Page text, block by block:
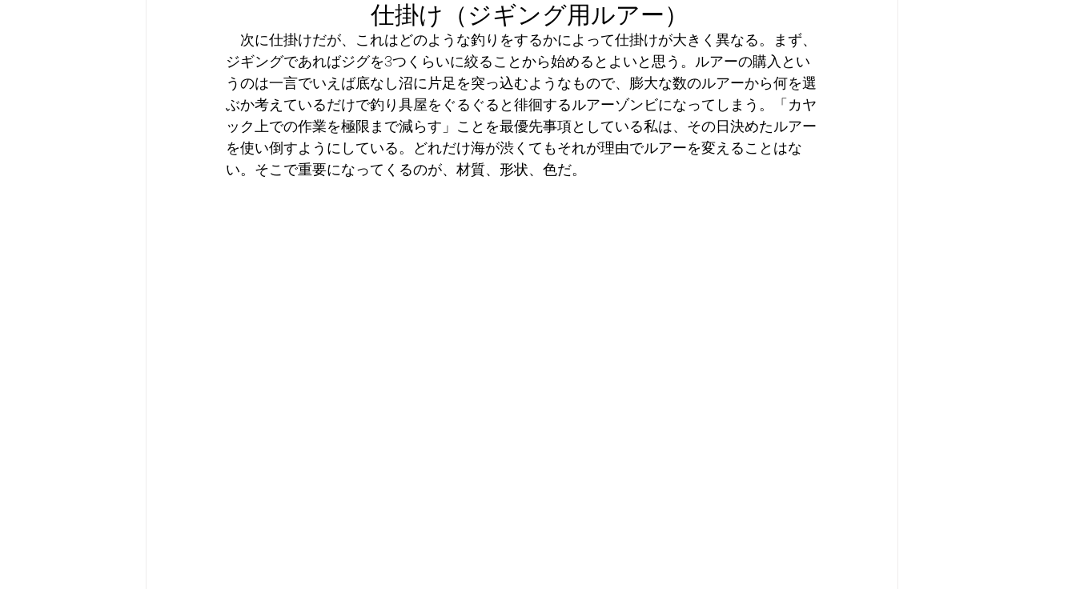
仕掛け（ジギング用ルアー）
次に仕掛けだが、これはどのような釣りをするかによって仕掛けが大きく異なる。まず、
ジギングであればジグを3つくらいに絞ることから始めるとよいと思う。ルアーの購入とい
うのは一言でいえば底なし沼に片足を突っ込むようなもので、膨大な数のルアーから何を選
ぶか考えているだけで釣り具屋をぐるぐると徘徊するルアーゾンビになってしまう。「カヤ
ック上での作業を極限まで減らす」ことを最優先事項としている私は、その日決めたルアー
を使い倒すようにしている。どれだけ海が渋くてもそれが理由でルアーを変えることはな
い。そこで重要になってくるのが、材質、形状、色だ。